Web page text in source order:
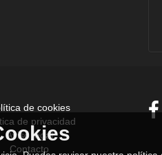
de cookies
de privacidad
Aviso legal
Contacto